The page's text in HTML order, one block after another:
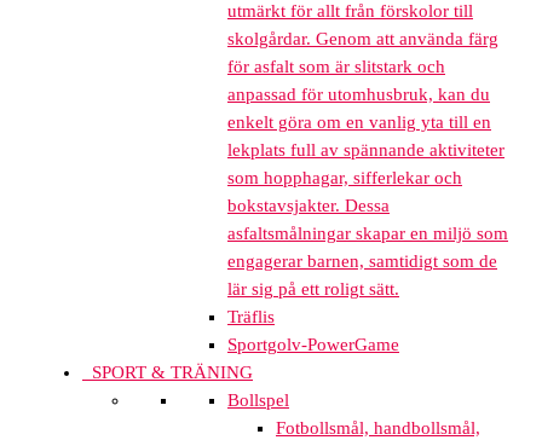
utmärkt för allt från förskolor till
skolgårdar. Genom att använda färg
för asfalt som är slitstark och
anpassad för utomhusbruk, kan du
enkelt göra om en vanlig yta till en
lekplats full av spännande aktiviteter
som hopphagar, sifferlekar och
bokstavsjakter. Dessa
asfaltsmålningar skapar en miljö som
engagerar barnen, samtidigt som de
lär sig på ett roligt sätt.
Träflis
Sportgolv-PowerGame
SPORT & TRÄNING
Bollspel
Fotbollsmål, handbollsmål,